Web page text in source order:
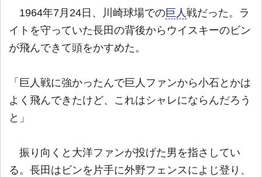
1964年7月24日、川崎球場での巨人戦だった。ラ
イトを守っていた長田の背後からウイスキーのビン
が飛んできて頭をかすめた。
「巨人戦に強かったんで巨人ファンから小石とかは
よく飛んできたけど、これはシャレにならんだろう
と」
振り向くと大洋ファンが投げた男を指さしてい
る。長田はビンを片手に外野フェンスによじ登り、